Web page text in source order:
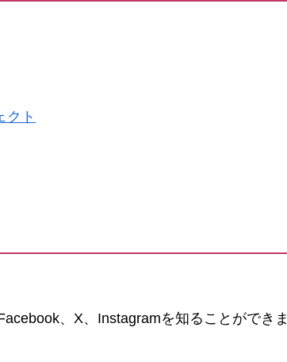
クト
、X、Instagramを知ることができま